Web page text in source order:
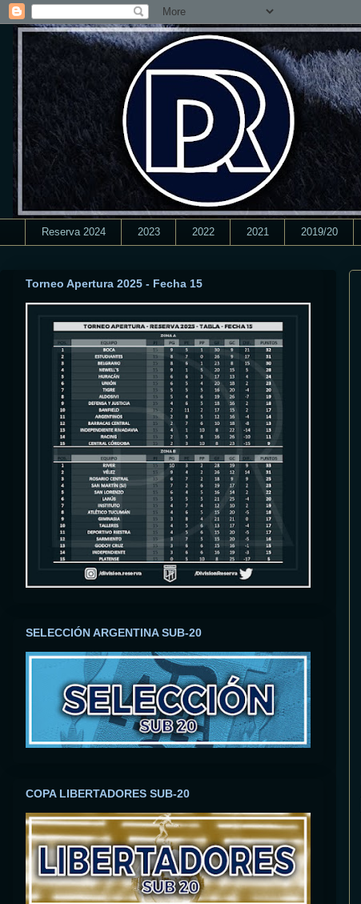
Reserva 2024 2023 2022 2021 2019/20
Torneo Apertura 2025 - Fecha 15
SELECCIÓN ARGENTINA SUB-20
COPA LIBERTADORES SUB-20